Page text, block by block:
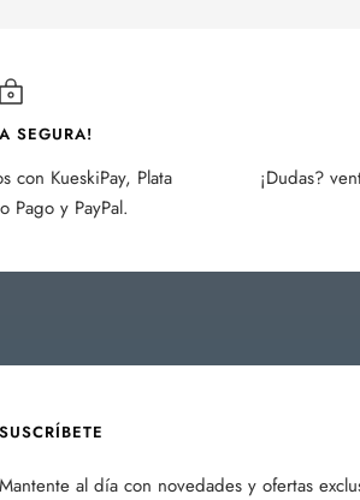
SEGURA!
con KueskiPay, Plata
Pago y PayPal.
¡Dudas?
SUSCRÍBETE
Mantente al día con novedades y ofertas